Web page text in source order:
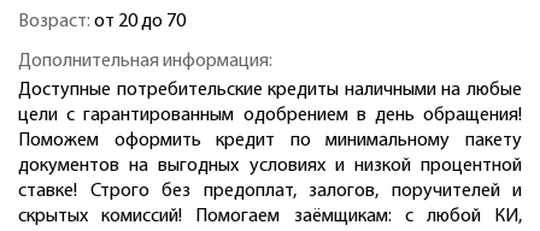
Возраст: от 20 до 70
Дополнительная информация:
Доступные потребительские кредиты наличными на любые
цели с гарантированным одобрением в день обращения!
Поможем оформить кредит по минимальному пакету
документов на выгодных условиях и низкой процентной
ставке! Строго без предоплат, залогов, поручителей и
скрытых комиссий! Помогаем заёмщикам: с любой КИ,